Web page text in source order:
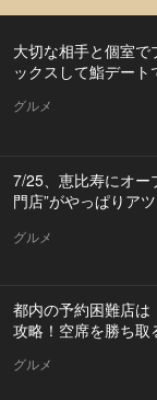
大切な相手と個室で
ックスして鮨デート
グルメ
7/25、恵比寿にオー
門店”がやっぱりア
グルメ
都内の予約困難店
攻略！空席を勝ち取
グルメ